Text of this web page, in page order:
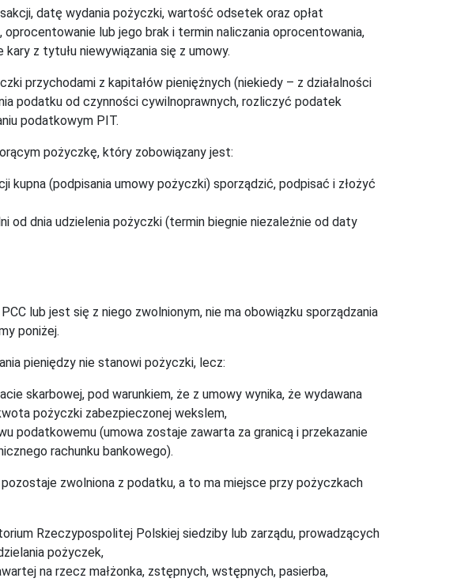
datę wydania pożyczki, wartość odsetek oraz opłat
lub jego brak i termin naliczania oprocentowania,
z tytułu niewywiązania się z umowy.
przychodami z kapitałów pieniężnych (niekiedy – z działalności
podatku od czynności cywilnoprawnych, rozliczyć podatek
podatkowym PIT.
pożyczkę, który zobowiązany jest:
kupna (podpisania umowy pożyczki) sporządzić, podpisać i złożyć
od dnia udzielenia pożyczki (termin biegnie niezależnie od daty
lub jest się z niego zwolnionym, nie ma obowiązku sporządzania
poniżej.
pieniędzy nie stanowi pożyczki, lecz:
skarbowej, pod warunkiem, że z umowy wynika, że wydawana
pożyczki zabezpieczonej wekslem,
podatkowemu (umowa zostaje zawarta za granicą i przekazanie
rachunku bankowego).
zwolniona z podatku, a to ma miejsce przy pożyczkach
Rzeczypospolitej Polskiej siedziby lub zarządu, prowadzących
pożyczek,
na rzecz małżonka, zstępnych, wstępnych, pasierba,